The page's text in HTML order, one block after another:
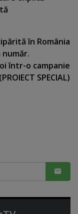
în România
număr.
într-o campanie
SPECIAL)